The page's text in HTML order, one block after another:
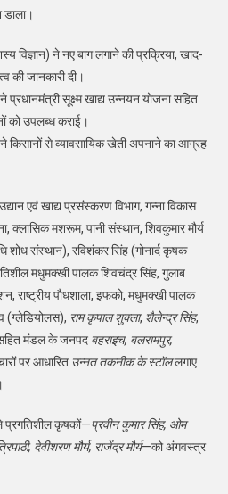
डाला।
विज्ञान) ने नए बाग लगाने की प्रक्रिया, खाद-
की जानकारी दी।
प्रधानमंत्री सूक्ष्म खाद्य उन्नयन योजना सहित
को उपलब्ध कराई।
से व्यावसायिक खेती अपनाने का आग्रह
एवं खाद्य प्रसंस्करण विभाग, गन्ना विकास
क्लासिक मशरूम, पानी संस्थान, शिवकुमार मौर्य
संस्थान), रविशंकर सिंह (गोनार्द कृषक
मधुमक्खी पालक शिवचंद्र सिंह, गुलाब
राष्ट्रीय पौधशाला, इफको, मधुमक्खी पालक
(ग्लेडियोलस), राम कृपाल शुक्ला, शैलेन्द्र सिंह,
मंडल के जनपद बहराइच, बलरामपुर,
पर आधारित उन्नत तकनीक के स्टॉललगाए
प्रगतिशील कृषकों—प्रवीन कुमार सिंह, ओम
देवीशरण मौर्य, राजेंद्र मौर्य—को अंगवस्त्र